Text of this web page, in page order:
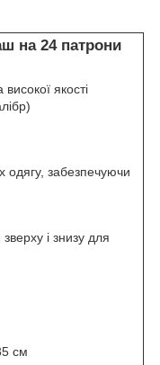
на 24 патрони
якості
одягу, забезпечуючи
зверху і знизу для
см